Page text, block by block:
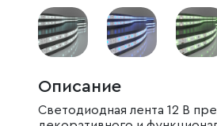
Описание
Светодиодная лента 12 В